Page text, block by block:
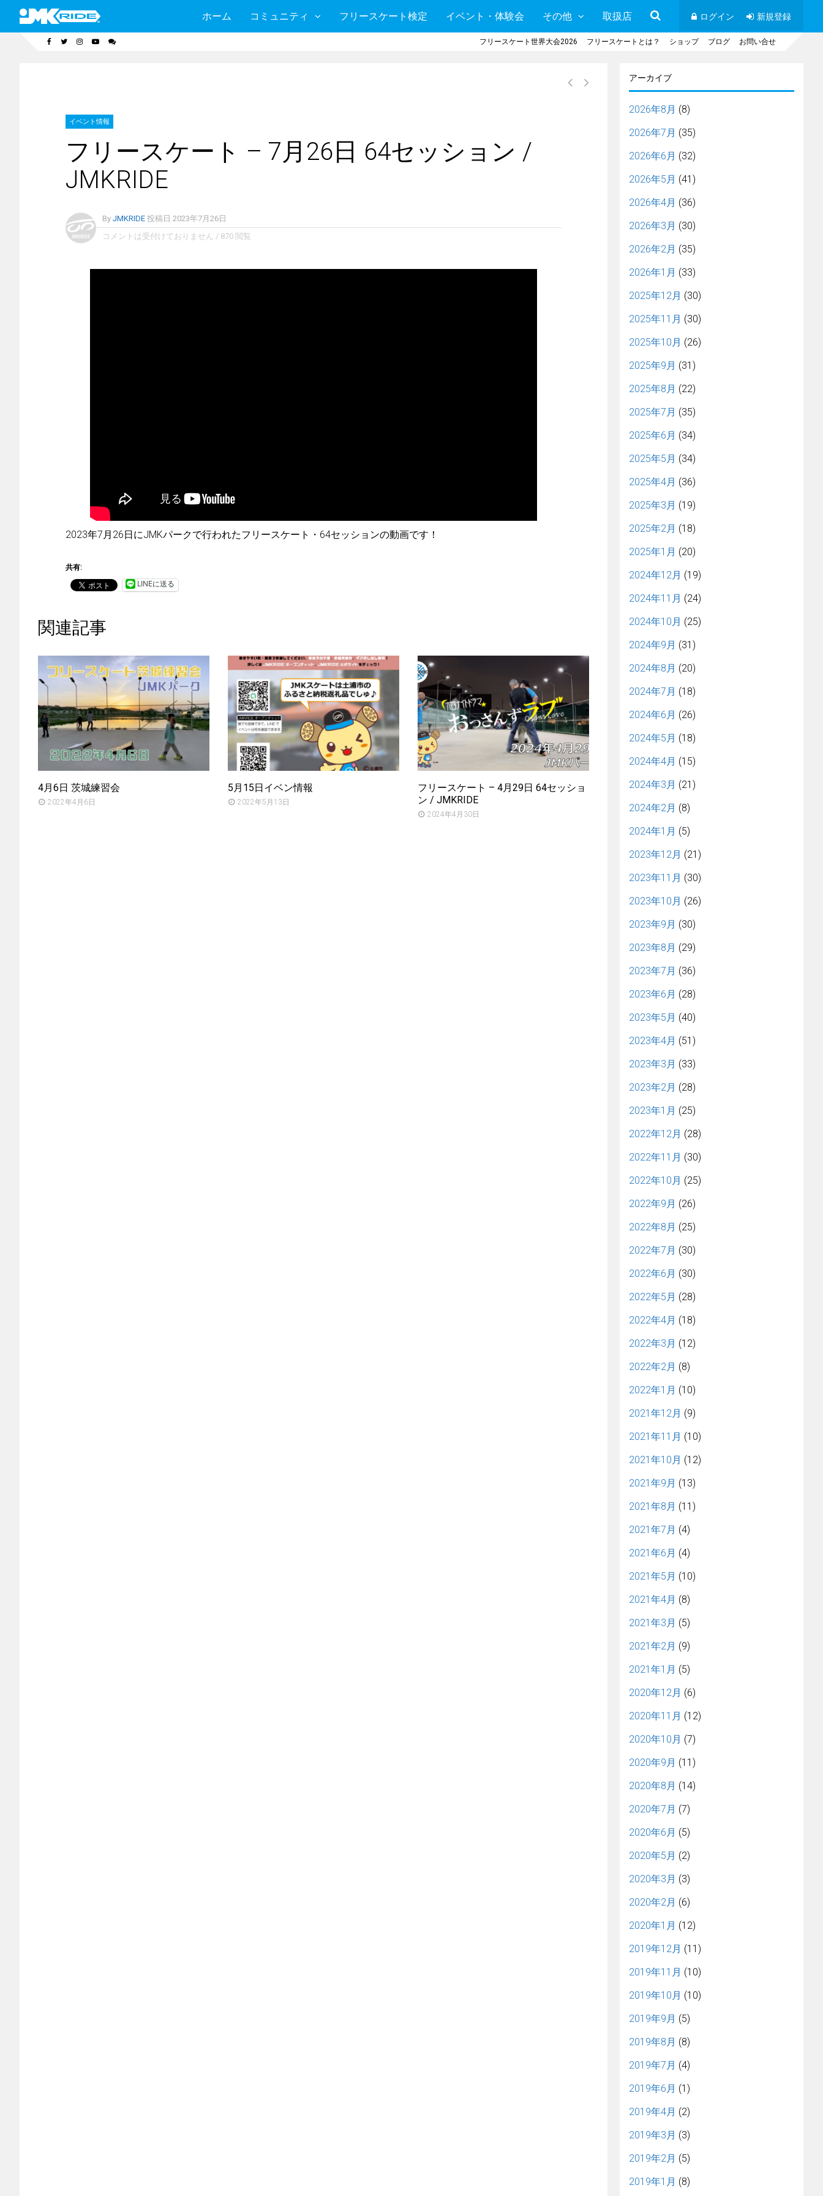
ホーム コミュニティ フリースケート検定 イベント・体験会 その他 取扱店 ログイン 新規登録
フリースケート世界大会2026 フリースケートとは？ ショップ ブログ お問い合せ
イベント情報
フリースケート – 7月26日 64セッション /
JMKRIDE
By JMKRIDE 投稿日 2023年7月26日
コメントは受付けておりません / 870 閲覧
2023年7月26日にJMKパークで行われたフリースケート・64セッションの動画です！
共有:
LINEに送る
関連記事
4月6日 茨城練習会
2022年4月6日
5月15日イベン情報
2022年5月13日
フリースケート – 4月29日 64セッショ
ン / JMKRIDE
2024年4月30日
アーカイブ
2026年8月 (8)
2026年7月 (35)
2026年6月 (32)
2026年5月 (41)
2026年4月 (36)
2026年3月 (30)
2026年2月 (35)
2026年1月 (33)
2025年12月 (30)
2025年11月 (30)
2025年10月 (26)
2025年9月 (31)
2025年8月 (22)
2025年7月 (35)
2025年6月 (34)
2025年5月 (34)
2025年4月 (36)
2025年3月 (19)
2025年2月 (18)
2025年1月 (20)
2024年12月 (19)
2024年11月 (24)
2024年10月 (25)
2024年9月 (31)
2024年8月 (20)
2024年7月 (18)
2024年6月 (26)
2024年5月 (18)
2024年4月 (15)
2024年3月 (21)
2024年2月 (8)
2024年1月 (5)
2023年12月 (21)
2023年11月 (30)
2023年10月 (26)
2023年9月 (30)
2023年8月 (29)
2023年7月 (36)
2023年6月 (28)
2023年5月 (40)
2023年4月 (51)
2023年3月 (33)
2023年2月 (28)
2023年1月 (25)
2022年12月 (28)
2022年11月 (30)
2022年10月 (25)
2022年9月 (26)
2022年8月 (25)
2022年7月 (30)
2022年6月 (30)
2022年5月 (28)
2022年4月 (18)
2022年3月 (12)
2022年2月 (8)
2022年1月 (10)
2021年12月 (9)
2021年11月 (10)
2021年10月 (12)
2021年9月 (13)
2021年8月 (11)
2021年7月 (4)
2021年6月 (4)
2021年5月 (10)
2021年4月 (8)
2021年3月 (5)
2021年2月 (9)
2021年1月 (5)
2020年12月 (6)
2020年11月 (12)
2020年10月 (7)
2020年9月 (11)
2020年8月 (14)
2020年7月 (7)
2020年6月 (5)
2020年5月 (2)
2020年3月 (3)
2020年2月 (6)
2020年1月 (12)
2019年12月 (11)
2019年11月 (10)
2019年10月 (10)
2019年9月 (5)
2019年8月 (8)
2019年7月 (4)
2019年6月 (1)
2019年4月 (2)
2019年3月 (3)
2019年2月 (5)
2019年1月 (8)